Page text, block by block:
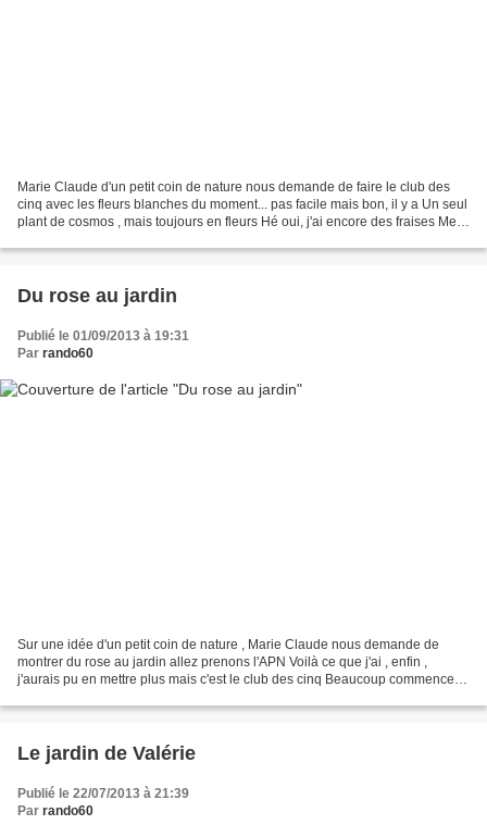
Marie Claude d'un petit coin de nature nous demande de faire le club des
cinq avec les fleurs blanches du moment... pas facile mais bon, il y a Un seul
plant de cosmos , mais toujours en fleurs Hé oui, j'ai encore des fraises Mes
Du rose au jardin
Publié le 01/09/2013 à 19:31
Par rando60
Sur une idée d'un petit coin de nature , Marie Claude nous demande de
montrer du rose au jardin allez prenons l'APN Voilà ce que j'ai , enfin ,
j'aurais pu en mettre plus mais c'est le club des cinq Beaucoup commencent
Le jardin de Valérie
Publié le 22/07/2013 à 21:39
Par rando60